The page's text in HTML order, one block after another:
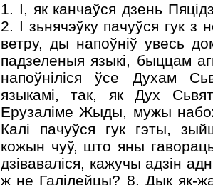
1. I, як канчаўся дзень
2. I зьнячэўку пачуўся гук
ветру, ды напоўніў увесь
падзеленыя языкі, быццам
напоўніліся ўсе Духам
языкамі, так, як Дух
Ерузаліме Жыды, мужы
Калі пачуўся гук гэты,
кожын чуў, што яны
дзіваваліся, кажучы адзін
ж не Галілейцы? 8. Дык як-